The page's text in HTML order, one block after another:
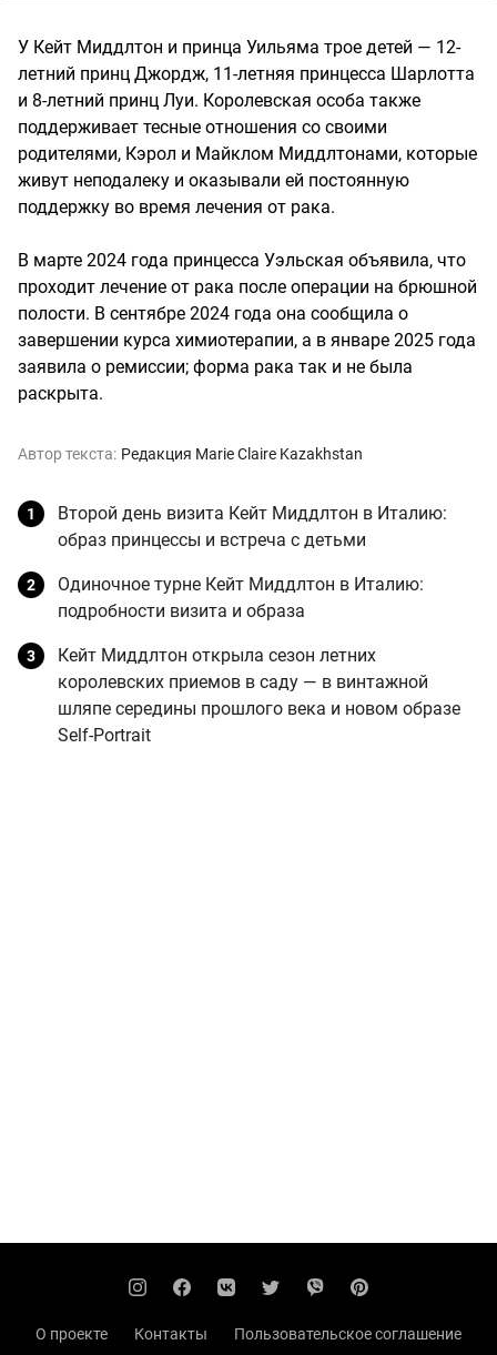
У Кейт Миддлтон и принца Уильяма трое детей — 12-
летний принц Джордж, 11-летняя принцесса Шарлотта
и 8-летний принц Луи. Королевская особа также
поддерживает тесные отношения со своими
родителями, Кэрол и Майклом Миддлтонами, которые
живут неподалеку и оказывали ей постоянную
поддержку во время лечения от рака.
В марте 2024 года принцесса Уэльская объявила, что
проходит лечение от рака после операции на брюшной
полости. В сентябре 2024 года она сообщила о
завершении курса химиотерапии, а в январе 2025 года
заявила о ремиссии; форма рака так и не была
раскрыта.
Автор текста: Редакция Marie Claire Kazakhstan
Второй день визита Кейт Миддлтон в Италию:
образ принцессы и встреча с детьми
Одиночное турне Кейт Миддлтон в Италию:
подробности визита и образа
Кейт Миддлтон открыла сезон летних
королевских приемов в саду — в винтажной
шляпе середины прошлого века и новом образе
Self-Portrait
О проекте Контакты Пользовательское соглашение